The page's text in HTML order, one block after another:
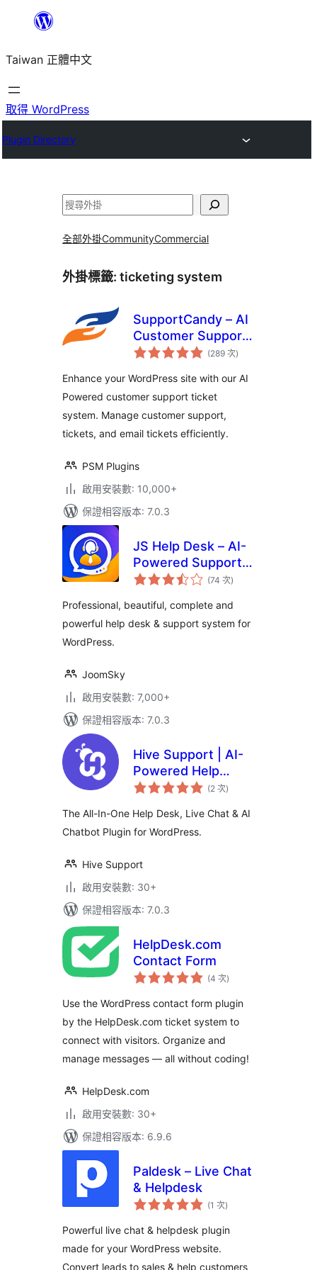
主
要
內
Taiwan 正體中文
取得 WordPress
Plugin Directory
搜
全部外掛CommunityCommercial
外掛標籤: ticketing system
SupportCandy – AI
Customer Support
Ticket System &
(289 次評
分
數
)
Enhance your WordPress site with our AI
Powered customer support ticket
system. Manage customer support,
tickets, and email tickets efficiently.
PSM Plugins
啟用安裝數: 10,000+
保證相容版本: 7.0.3
JS Help Desk – AI-
Powered Support &
Ticketing System
(74 次評
分
數
)
Professional, beautiful, complete and
powerful help desk & support system for
WordPress.
JoomSky
啟用安裝數: 7,000+
保證相容版本: 7.0.3
Hive Support | AI-
Powered Help
Desk, Live Chat and
(2 次評
分
數
)
The All-In-One Help Desk, Live Chat & AI
Chatbot Plugin for WordPress.
Hive Support
啟用安裝數: 30+
保證相容版本: 7.0.3
HelpDesk.com
Contact Form
(4 次評
分
數
)
Use the WordPress contact form plugin
by the HelpDesk.com ticket system to
connect with visitors. Organize and
manage messages — all without coding!
HelpDesk.com
啟用安裝數: 30+
保證相容版本: 6.9.6
Paldesk – Live Chat
& Helpdesk
(1 次評
分
數
)
Powerful live chat & helpdesk plugin
made for your WordPress website.
Convert leads to sales & help customers